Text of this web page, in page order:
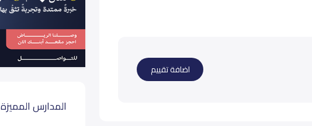
اضافة تقييم
المدارس المميزة